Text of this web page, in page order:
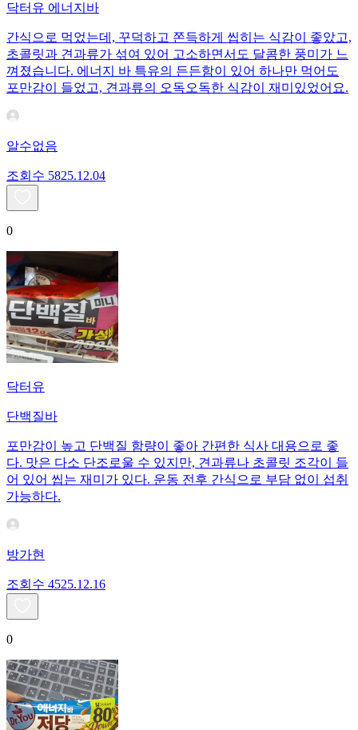
닥터유 에너지바
간식으로 먹었는데, 꾸덕하고 쫀득하게 씹히는 식감이 좋았고,
초콜릿과 견과류가 섞여 있어 고소하면서도 달콤한 풍미가 느
껴졌습니다. 에너지 바 특유의 든든함이 있어 하나만 먹어도
포만감이 들었고, 견과류의 오독오독한 식감이 재미있었어요.
알수없음
조회수 5825.12.04
0
닥터유
단백질바
포만감이 높고 단백질 함량이 좋아 간편한 식사 대용으로 좋
다. 맛은 다소 단조로울 수 있지만, 견과류나 초콜릿 조각이 들
어 있어 씹는 재미가 있다. 운동 전후 간식으로 부담 없이 섭취
가능하다.
방가현
조회수 4525.12.16
0